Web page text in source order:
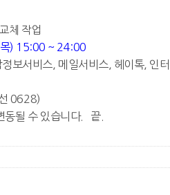
체 작업
) 15:00 ~ 24:00
보서비스, 메일서비스, 헤이톡, 인터
0628)
될 수 있습니다. 끝.